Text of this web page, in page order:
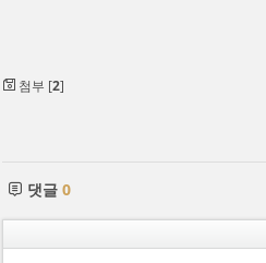
첨부 [2]
댓글 0